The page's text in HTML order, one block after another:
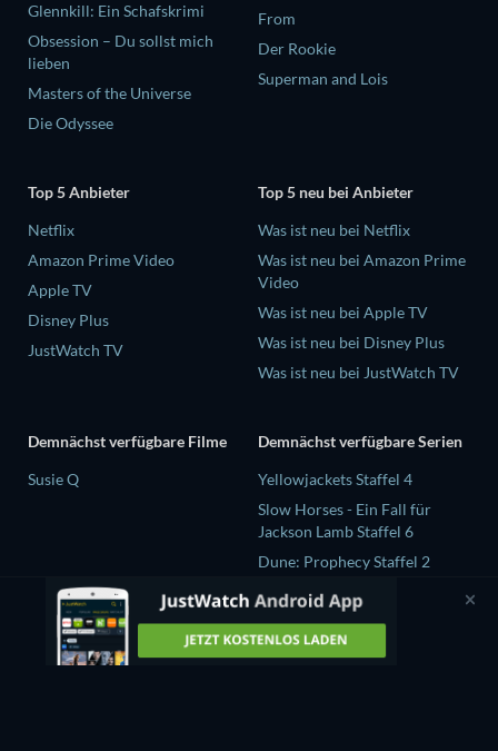
Glennkill: Ein Schafskrimi
Obsession – Du sollst mich
lieben
Masters of the Universe
Die Odyssee
From
Der Rookie
Superman and Lois
Top 5 Anbieter
Netflix
Amazon Prime Video
Apple TV
Disney Plus
JustWatch TV
Top 5 neu bei Anbieter
Was ist neu bei Netflix
Was ist neu bei Amazon Prime
Video
Was ist neu bei Apple TV
Was ist neu bei Disney Plus
Was ist neu bei JustWatch TV
Demnächst verfügbare Filme
Susie Q
Demnächst verfügbare Serien
Yellowjackets Staffel 4
Slow Horses - Ein Fall für
Jackson Lamb Staffel 6
Dune: Prophecy Staffel 2
The Gentlemen Staffel 2
Love Is Blind: UK Staffel 3